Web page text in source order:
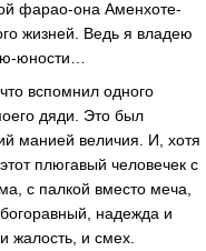
фарао-она Аменхоте-
жизней. Ведь я владею
юности…
вспомнил одного
дяди. Это был
манией величия. И, хотя
плюгавый человечек с
с палкой вместо меча,
надежда и
жалость, и смех.